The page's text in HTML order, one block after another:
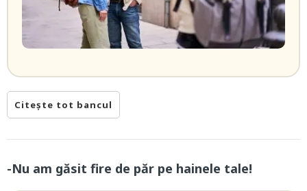
Citește tot bancul
-Nu am găsit fire de păr pe hainele tale!